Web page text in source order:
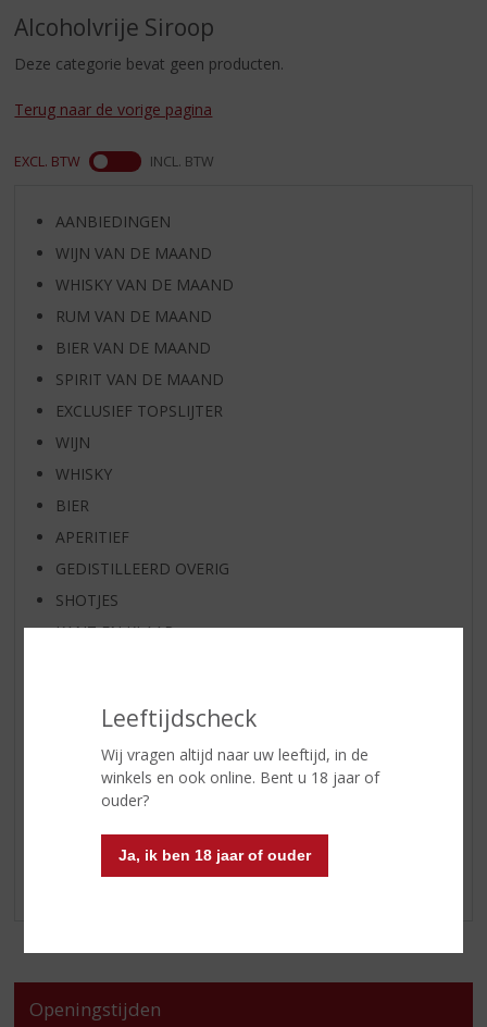
p
i
g
a
Leeftijdscheck
Wij vragen altijd naar uw leeftijd, in de
winkels en ook online. Bent u 18 jaar of
ouder?
Ja, ik ben 18 jaar of ouder
Alcoholvrije Siroop
Deze categorie bevat geen producten.
Terug naar de vorige pagina
EXCL. BTW INCL. BTW
AANBIEDINGEN
WIJN VAN DE MAAND
WHISKY VAN DE MAAND
RUM VAN DE MAAND
BIER VAN DE MAAND
SPIRIT VAN DE MAAND
EXCLUSIEF TOPSLIJTER
WIJN
WHISKY
BIER
APERITIEF
GEDISTILLEERD OVERIG
SHOTJES
KANT EN KLAAR
GESCHENKVERPAKKING
(RELATIE)GESCHENKEN
DIVERSEN
VEGAN DRANKEN
Openingstijden